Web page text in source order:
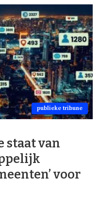
publieke tribune
staat van
voor